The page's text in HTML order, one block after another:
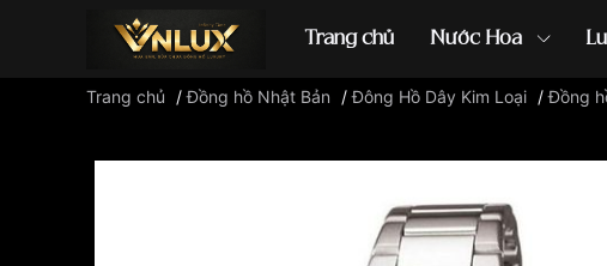
Trang chủ Nước Hoa
Đồng hồ casio đồng hồ G-
Trang chủ /Đồng hồ Nhật Bản /Đông Hồ Dây Kim Loại /Đồng